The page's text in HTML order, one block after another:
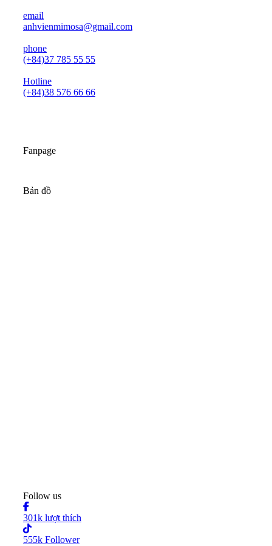
email
anhvienmimosa@gmail.com
phone
(+84)37 785 55 55
Hotline
(+84)38 576 66 66
Fanpage
Bản đồ
Follow us
301k lượt thích
555k Follower